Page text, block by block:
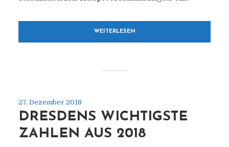
WEITERLESEN
27. Dezember 2018
DRESDENS WICHTIGSTE
ZAHLEN AUS 2018